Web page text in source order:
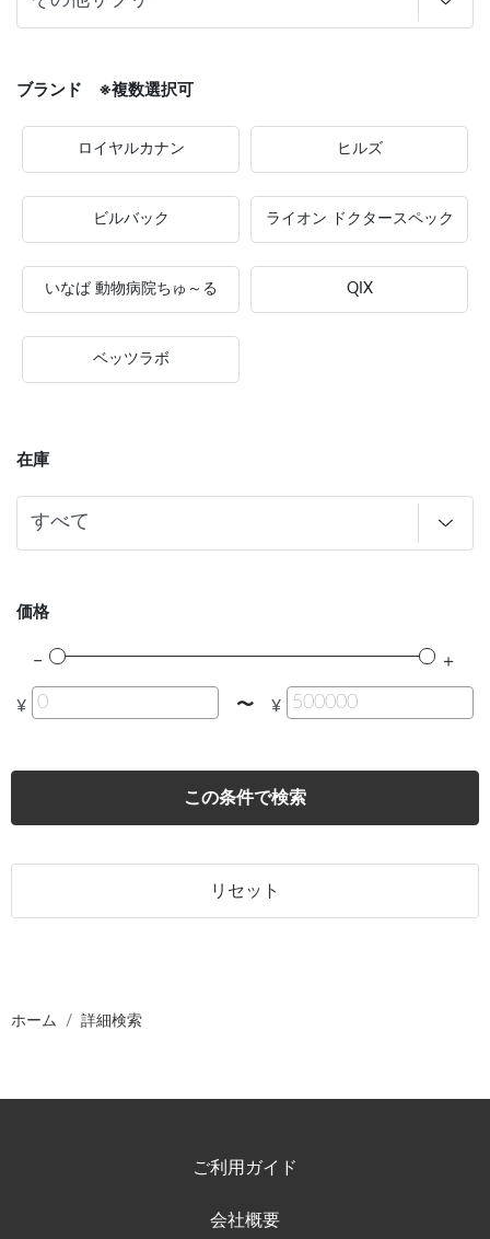
ブランド ※複数選択可
ロイヤルカナン ヒルズ
ビルバック ライオン ドクタースペック
いなば 動物病院ちゅ～る QIX
ベッツラボ
在庫
価格
¥ 〜 ¥
この条件で検索
リセット
ホーム 詳細検索
ご利用ガイド
会社概要